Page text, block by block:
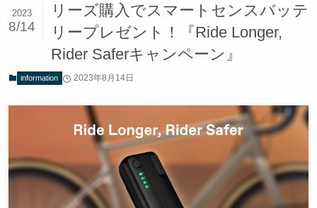
リーズ購入でスマートセンスバッテ
リープレゼント！『Ride Longer,
Rider Saferキャンペーン』
2023
8/14
information 2023年8月14日